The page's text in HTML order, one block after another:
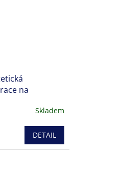
na
Skladem
DETAIL